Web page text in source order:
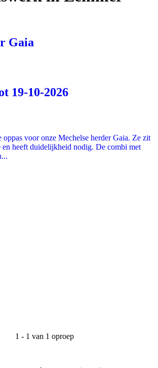
Gaia
19-10-2026
oppas voor onze Mechelse herder Gaia. Ze zit
en heeft duidelijkheid nodig. De combi met
1 - 1 van 1 oproep